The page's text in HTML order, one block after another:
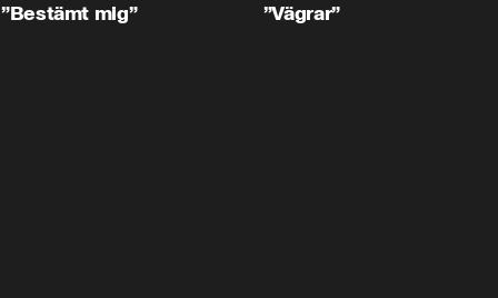
”Bestämt mig”
”Vägrar”